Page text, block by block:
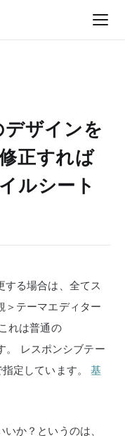
ザインを
正すれば
ルシート
する場合は、全てス
＞テーマエディター
これは普通の
レスポンシブテー
定しています。
基
か？というのは、